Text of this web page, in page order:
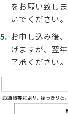
をお願い致し
いでください。
お申し込み後
げますが、翌
了承ください